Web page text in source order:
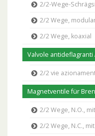
2/2-Wege-
2/2 Wege,
2/2 Wege, koaxial
Valvole antideflagranti
2/2 vie
Magnetventile für
2/2 Wege, N.O.,
2/2 Wege, N.C.,